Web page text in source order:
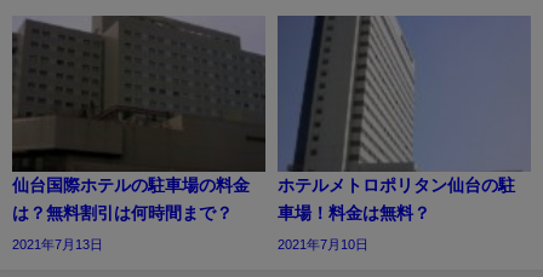
仙台国際ホテルの駐車場の料金
は？無料割引は何時間まで？
2021年7月13日
ホテルメトロポリタン仙台の駐
車場！料金は無料？
2021年7月10日